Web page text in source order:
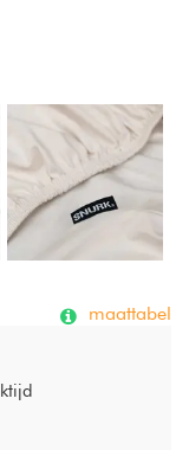
maattabel